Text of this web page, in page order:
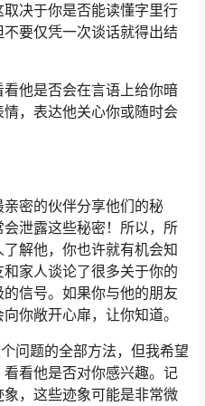
决于你是否能读懂字里行
要仅凭一次谈话就得出结
他是否会在言语上给你暗
，表达他关心你或随时会
密的伙伴分享他们的秘
泄露这些秘密！所以，所
解他，你也许就有机会知
家人谈论了很多关于你的
信号。如果你与他的朋友
你敞开心扉，让你知道。
问题的全部方法，但我希望
看他是否对你感兴趣。记
，这些迹象可能是非常微